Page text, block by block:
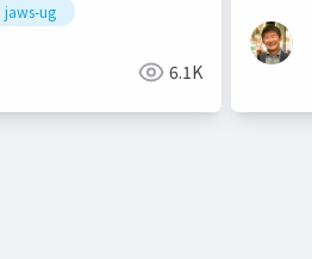
jaws-ug
6.1K